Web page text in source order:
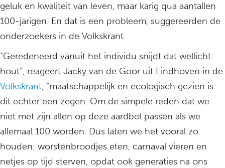
geluk en kwaliteit van leven, maar karig qua aantallen
100-jarigen. En dat is een probleem, suggereerden de
onderzoekers in de Volkskrant.
“Geredeneerd vanuit het individu snijdt dat wellicht
hout”, reageert Jacky van de Goor uit Eindhoven in de
Volkskrant, “maatschappelijk en ecologisch gezien is
dit echter een zegen. Om de simpele reden dat we
niet met zijn allen op deze aardbol passen als we
allemaal 100 worden. Dus laten we het vooral zo
houden: worstenbroodjes eten, carnaval vieren en
netjes op tijd sterven, opdat ook generaties na ons